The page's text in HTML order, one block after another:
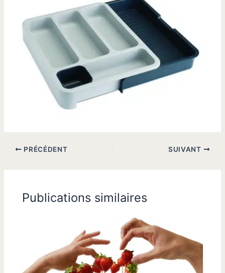
PRÉCÉDENT SUIVANT
Publications similaires